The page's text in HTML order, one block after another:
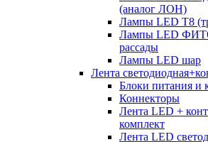
(аналог ЛОН)
Лампы LED Т8
Лампы LED
рассады
Лампы LED шар
Лента
Блоки питания и
Коннекторы
Лента LED +
комплект
Лента LED